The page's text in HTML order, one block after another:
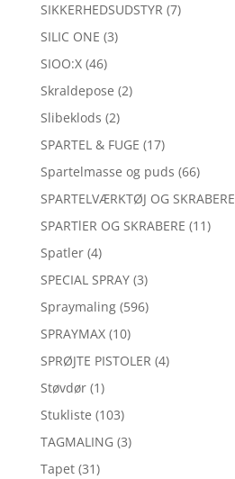
SIKKERHEDSUDSTYR (7)
SILIC ONE (3)
SIOO:X (46)
Skraldepose (2)
Slibeklods (2)
SPARTEL & FUGE (17)
Spartelmasse og puds (66)
SPARTELVÆRKTØJ OG SKRABERE
SPARTlER OG SKRABERE (11)
Spatler (4)
SPECIAL SPRAY (3)
Spraymaling (596)
SPRAYMAX (10)
SPRØJTE PISTOLER (4)
Støvdør (1)
Stukliste (103)
TAGMALING (3)
Tapet (31)